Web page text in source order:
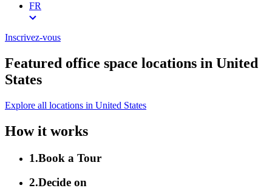
FR
Inscrivez-vous
Featured office space locations in United
States
Explore all locations in United States
How it works
1.Book a Tour
2.Decide on